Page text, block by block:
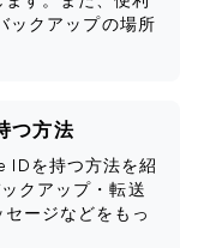
ックアップの場所
つ方法
IDを持つ方法を紹
クアップ・転送
ージなどをもっ